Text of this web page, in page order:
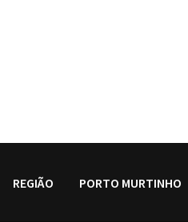
REGIÃO PORTO MURTINHO